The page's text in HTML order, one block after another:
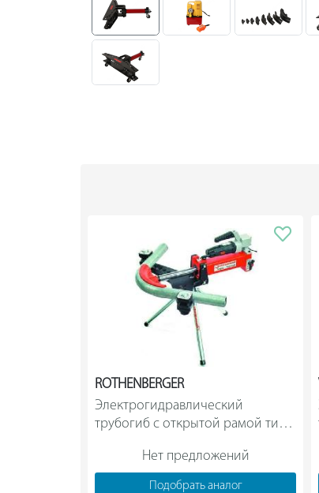
ROTHENBERGER
Электрогидравлический
трубогиб с открытой рамой тип
Нет предложений
Подобрать аналог